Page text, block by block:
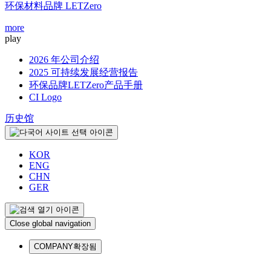
环保材料品牌 LETZero
more
play
2026 年公司介绍
2025 可持续发展经营报告
环保品牌LETZero产品手册
CI Logo
历史馆
KOR
ENG
CHN
GER
Close global navigation
COMPANY확장됨